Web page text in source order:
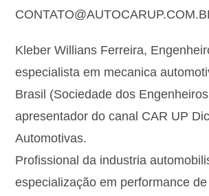
Kleber Willians Ferreira,
especialista em mecanica
Brasil (Sociedade dos
apresentador do canal CAR UP
Automotivas.
Profissional da industria
especialização em performance